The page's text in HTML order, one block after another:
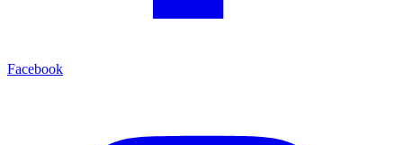
Facebook